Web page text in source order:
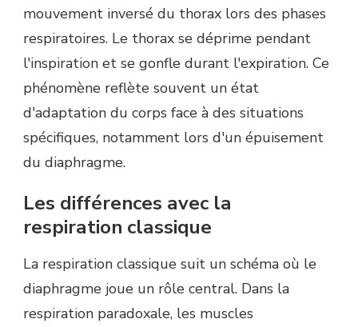
mouvement inversé du thorax lors des phases
respiratoires. Le thorax se déprime pendant
l'inspiration et se gonfle durant l'expiration. Ce
phénomène reflète souvent un état
d'adaptation du corps face à des situations
spécifiques, notamment lors d'un épuisement
du diaphragme.
Les différences avec la
respiration classique
La respiration classique suit un schéma où le
diaphragme joue un rôle central. Dans la
respiration paradoxale, les muscles